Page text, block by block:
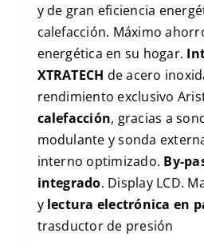
y de gran eficiencia
calefacción. Máximo
energética en su hogar.
XTRATECH de acero
rendimiento exclusivo
calefacción, gracias a
modulante y sonda
interno optimizado. By-
integrado. Display LCD.
ylectura electrónica en
trasductor de presión